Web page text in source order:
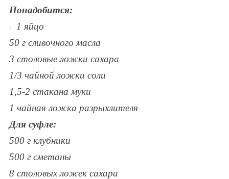
Понадобится:
1 яйцо
50 г сливочного масла
3 столовые ложки сахара
1/3 чайной ложки соли
1,5-2 стакана муки
1 чайная ложка разрыхлителя
Для суфле:
500 г клубники
500 г сметаны
8 столовых ложек сахара